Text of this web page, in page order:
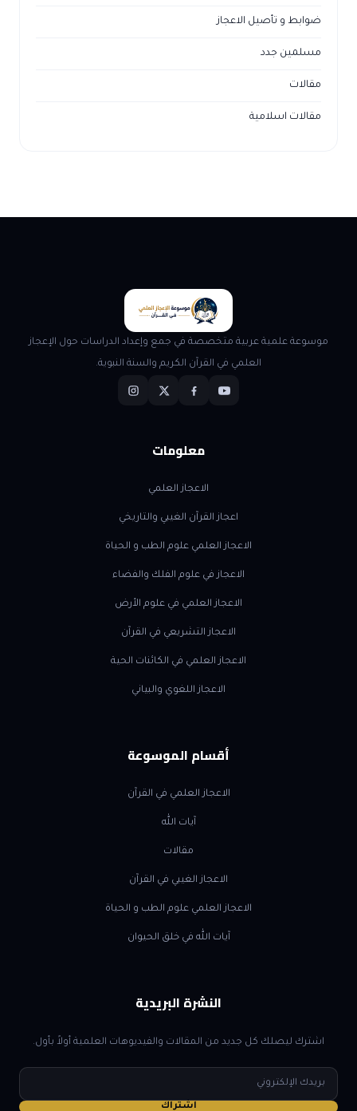
ضوابط و تأصيل الاعجاز
مسلمين جدد
مقالات
مقالات اسلامية
موسوعة علمية عربية متخصصة في جمع وإعداد الدراسات حول الإعجاز
العلمي في القرآن الكريم والسنة النبوية.
معلومات
الاعجاز العلمي
اعجاز القرآن الغيبي والتاريخي
الاعجاز العلمي علوم الطب و الحياة
الاعجاز في علوم الفلك والفضاء
الاعجاز العلمي في علوم الأرض
الاعجاز التشريعي في القرآن
الاعجاز العلمي في الكائنات الحية
الاعجاز اللغوي والبياني
أقسام الموسوعة
الاعجاز العلمي في القرآن
آيات الله
مقالات
الاعجاز الغيبي في القرآن
الاعجاز العلمي علوم الطب و الحياة
آيات الله في خلق الحيوان
النشرة البريدية
اشترك ليصلك كل جديد من المقالات والفيديوهات العلمية أولاً بأول.
البريد
الإلكتروني
اشتراك